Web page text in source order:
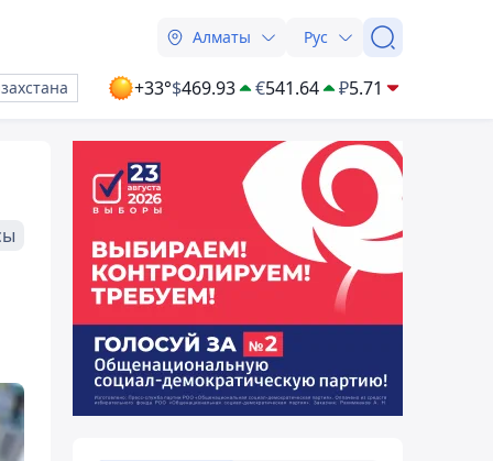
Алматы Рус
+33°$469.93 €541.64 ₽5.71